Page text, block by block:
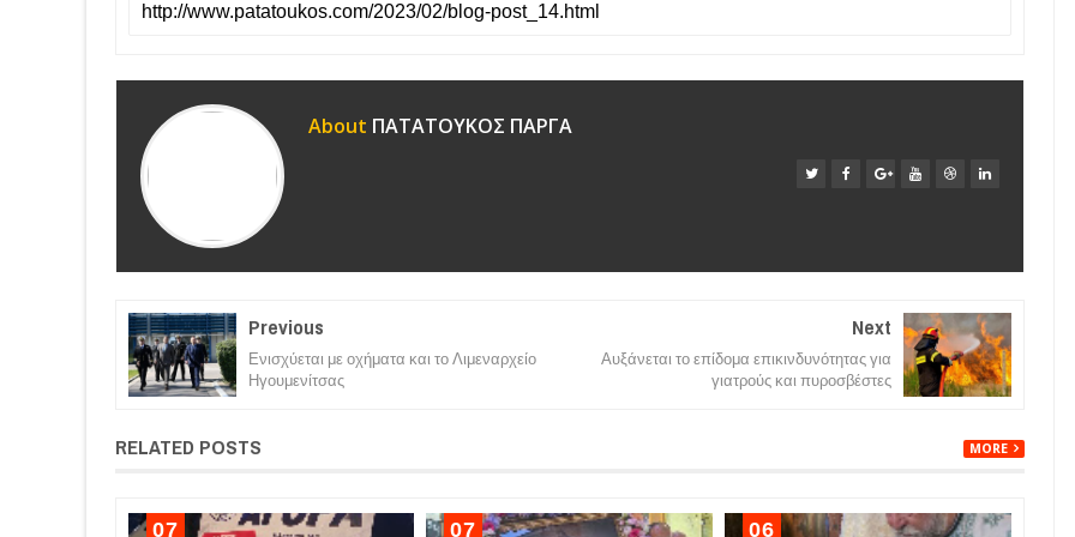
About ΠΑΤΑΤΟΥΚΟΣ ΠΑΡΓΑ
Previous
Ενισχύεται με οχήματα και το Λιμεναρχείο
Ηγουμενίτσας
Next
Αυξάνεται το επίδομα επικινδυνότητας για
γιατρούς και πυροσβέστες
RELATED POSTS MORE
07 07 06